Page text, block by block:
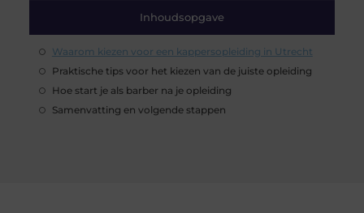
Inhoudsopgave
Waarom kiezen voor een kappersopleiding in Utrecht
Praktische tips voor het kiezen van de juiste opleiding
Hoe start je als barber na je opleiding
Samenvatting en volgende stappen